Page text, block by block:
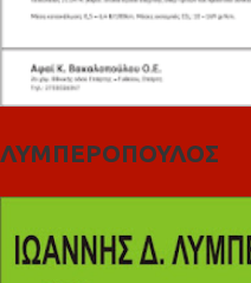
ΛΥΜΠΕΡΟΠΟΥΛΟΣ